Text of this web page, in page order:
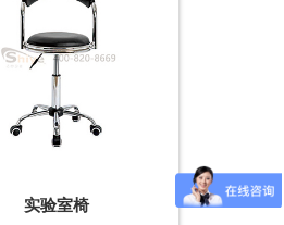
实验室椅